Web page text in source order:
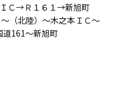
Ｃ→Ｒ１６１→新旭町
（北陸）〜木之本ＩＣ〜
161〜新旭町